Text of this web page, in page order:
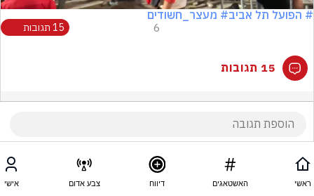
# הפועל תל אביב# מעצר_חשודים
6 15 תגובות
15 תגובות
ראשי האשטאגים דיווח צבע אדום אישי